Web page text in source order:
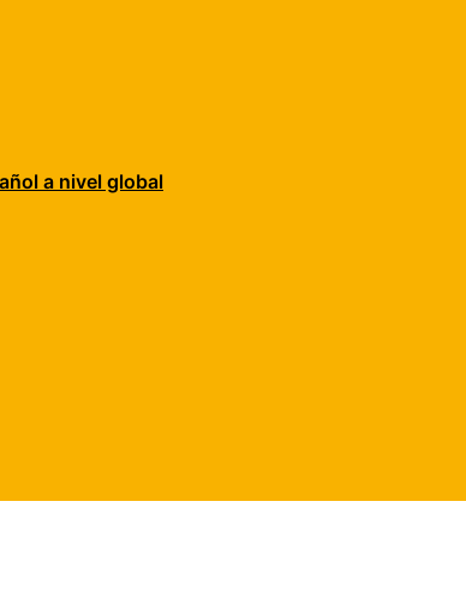
a nivel global